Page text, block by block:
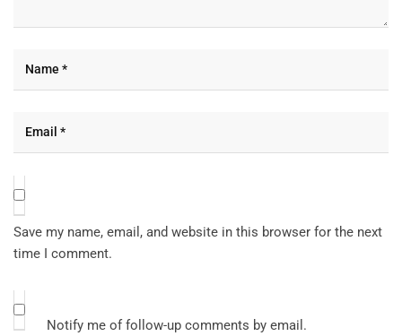
Save my name, email, and website in this browser for the next
time I comment.
Notify me of follow-up comments by email.